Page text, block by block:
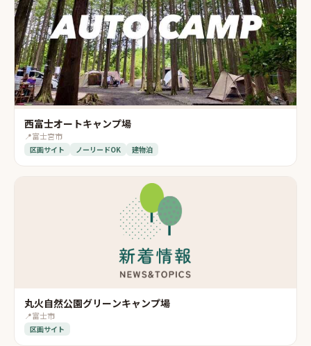
西富士オートキャンプ場
📍富士宮市
区画サイト ノーリードOK 建物泊
丸火自然公園グリーンキャンプ場
📍富士市
区画サイト